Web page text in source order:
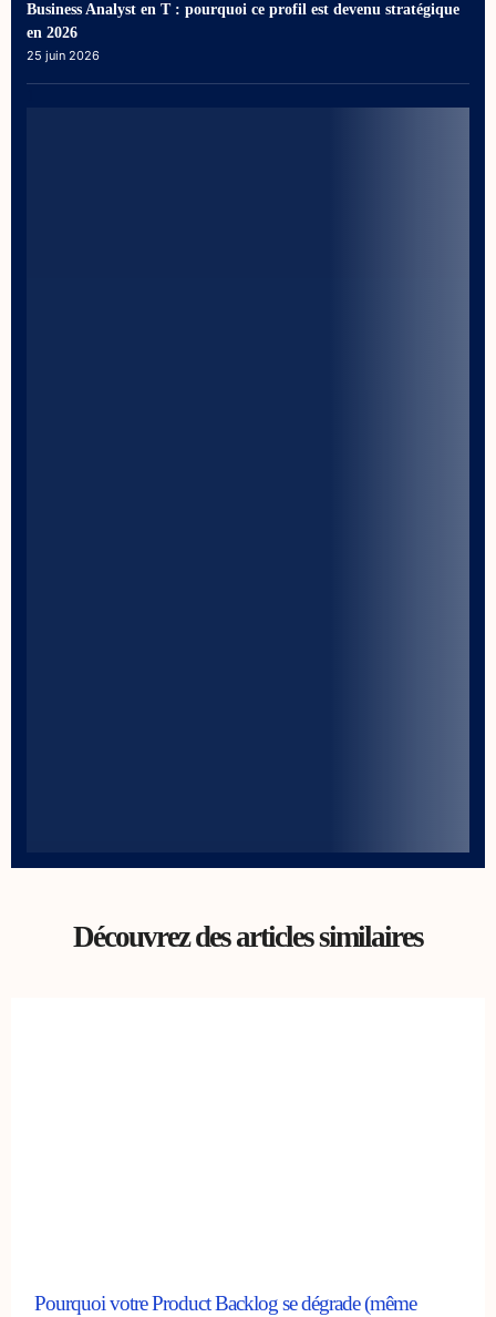
Business Analyst en T : pourquoi ce profil est devenu stratégique
en 2026
25 juin 2026
Découvrez des articles similaires
Pourquoi votre Product Backlog se dégrade (même